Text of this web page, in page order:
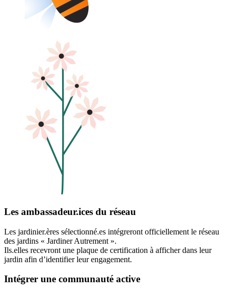
Les ambassadeur.ices du réseau
Les jardinier.ères sélectionné.es intégreront officiellement le réseau
des jardins « Jardiner Autrement ».
Ils.elles recevront une plaque de certification à afficher dans leur
jardin afin d’identifier leur engagement.
Intégrer une communauté active